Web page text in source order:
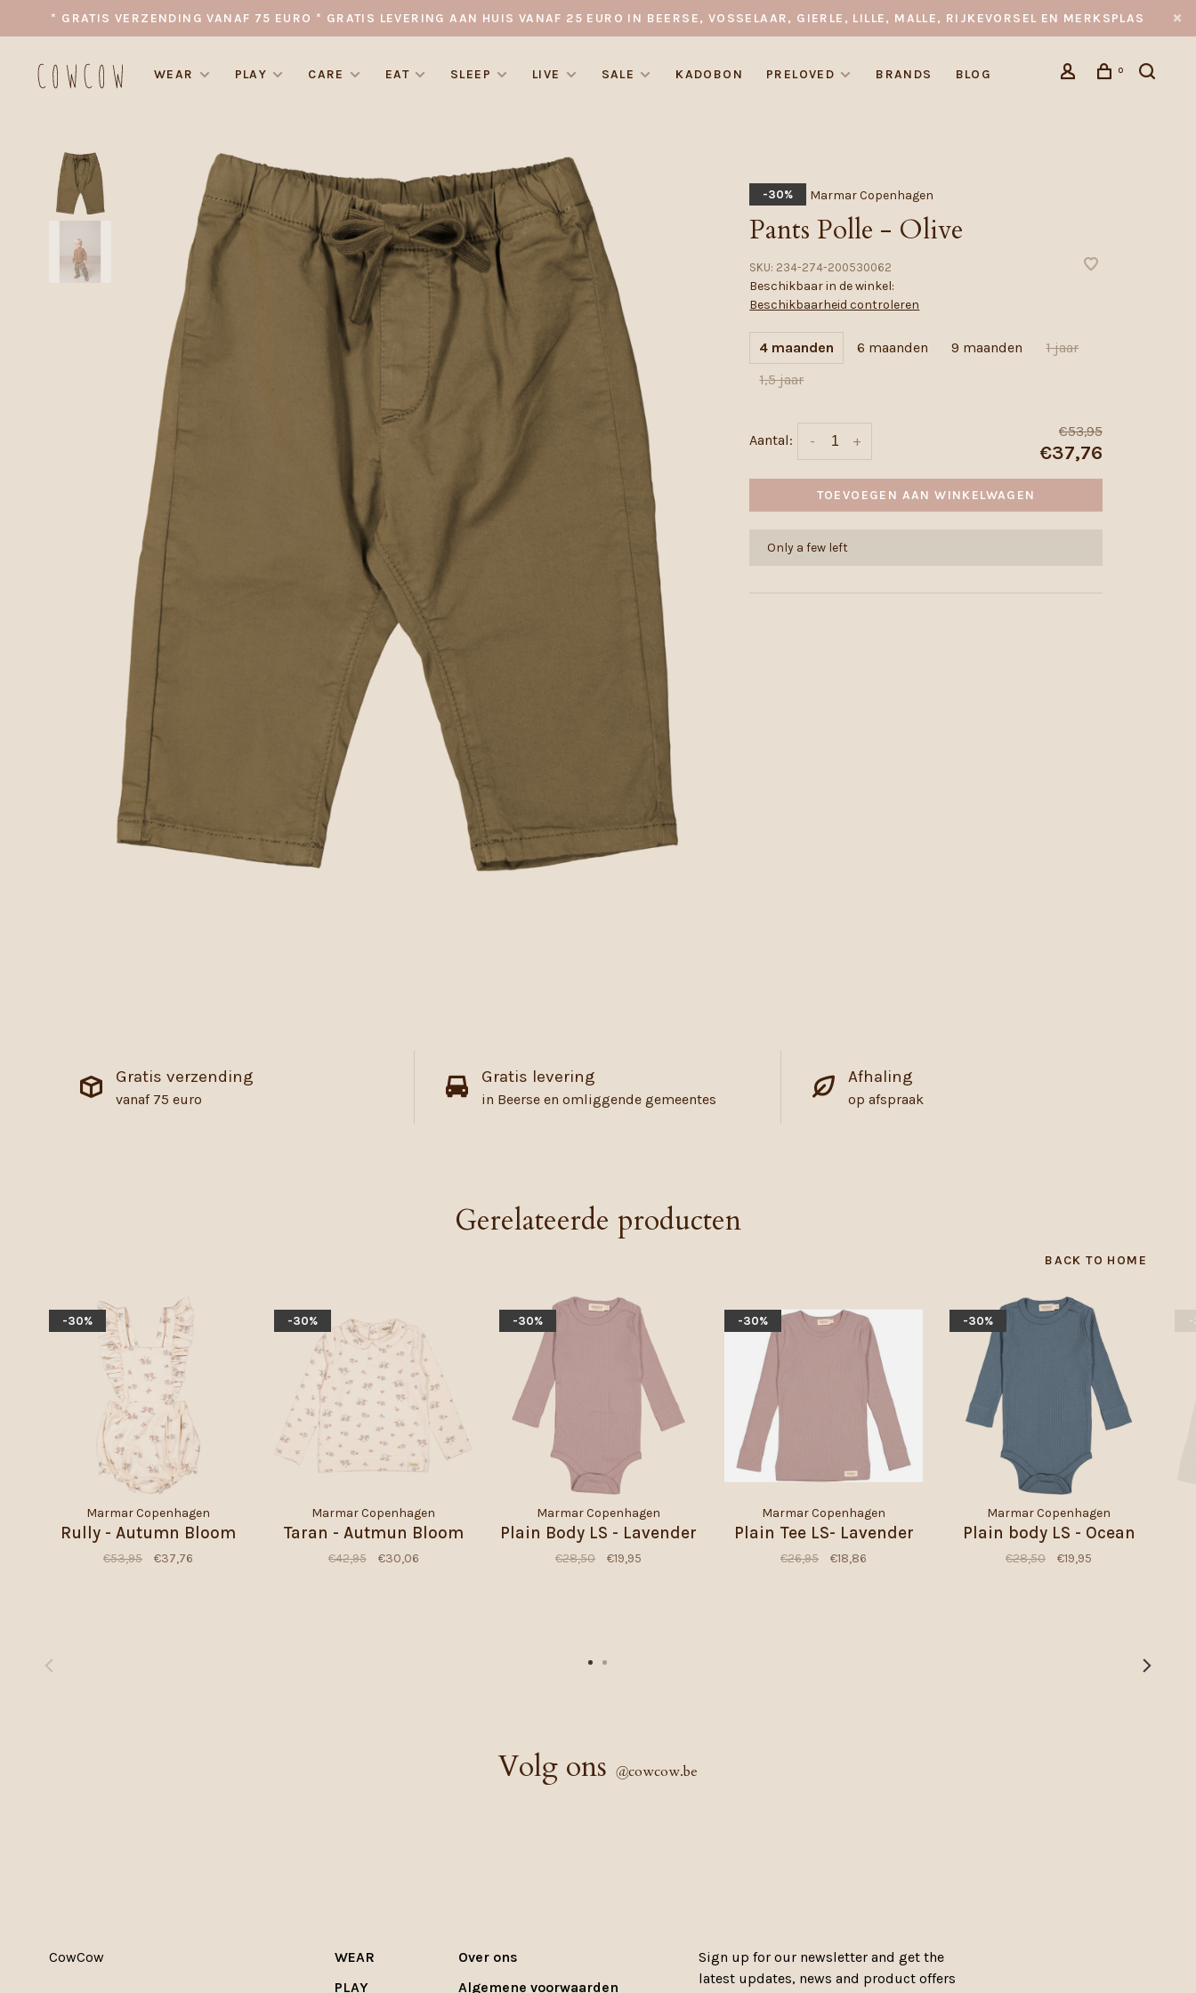
* GRATIS VERZENDING VANAF 75 EURO * GRATIS LEVERING AAN HUIS VANAF 25 EURO IN BEERSE, VOSSELAAR, GIERLE, LILLE, MALLE, RIJKEVORSEL EN MERKSPLAS
WEAR PLAY CARE EAT SLEEP LIVE SALE KADOBON PRELOVED BRANDS BLOG 0
-30% Marmar Copenhagen
Pants Polle - Olive
SKU: 234-274-200530062
Beschikbaar in de winkel:
Beschikbaarheid controleren
4 maanden 6 maanden 9 maanden
1 jaar
1,5 jaar
Aantal: +
-
€53,95
€37,76
TOEVOEGEN AAN WINKELWAGEN
Only a few left
Gratis verzending
vanaf 75 euro
Gratis levering
in Beerse en omliggende gemeentes
Afhaling
op afspraak
Gerelateerde producten
BACK TO HOME
-30%
Marmar Copenhagen
Rully - Autumn Bloom
€53,95 €37,76
-30%
Marmar Copenhagen
Taran - Autmun Bloom
€42,95 €30,06
-30%
Marmar Copenhagen
Plain Body LS - Lavender
€28,50 €19,95
-30%
Marmar Copenhagen
Plain Tee LS- Lavender
€26,95 €18,86
-30%
Marmar Copenhagen
Plain body LS - Ocean
€28,50 €19,95
Volg ons @cowcow.be
CowCow
WEAR
PLAY
Over ons
Algemene voorwaarden
Sign up for our newsletter and get the
latest updates, news and product offers